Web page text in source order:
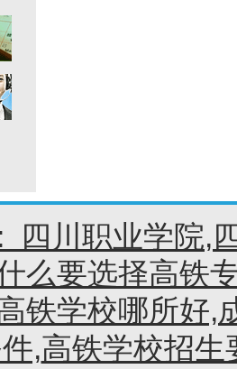
四川职业学院,
么要选择高铁
铁学校哪所好,
,高铁学校招生